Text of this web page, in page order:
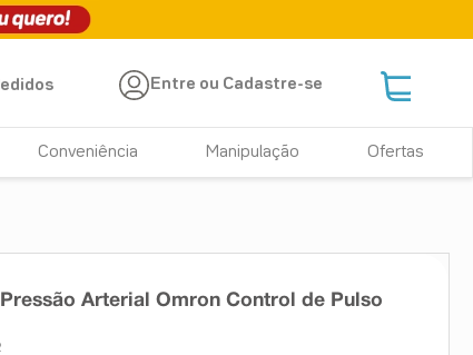
Entre ou Cadastre-se
Conveniência Manipulação Ofertas
Arterial Omron Control de Pulso